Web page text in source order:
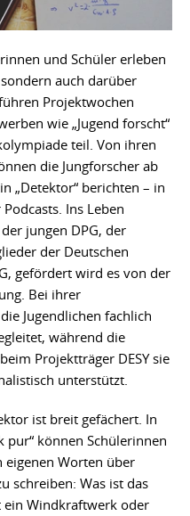
und Schüler erleben
auch darüber
Projektwochen
wie „Jugend forscht“
teil. Von ihren
die Jungforscher ab
„Detektor“ berichten – in
Ins Leben
jungen DPG, der
der Deutschen
gefördert wird es von der
Bei ihrer
Jugendlichen fachlich
während die
Projektträger DESY sie
unterstützt.
ist breit gefächert. In
pur“ können Schülerinnen
eigenen Worten über
schreiben: Was ist das
ein Windkraftwerk oder